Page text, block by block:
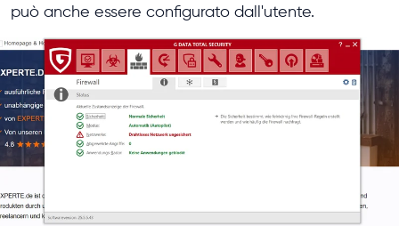
può anche essere configurato dall'utente.